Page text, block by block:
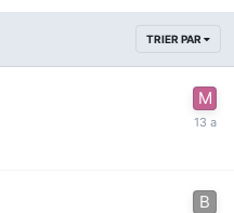
TRIER PAR